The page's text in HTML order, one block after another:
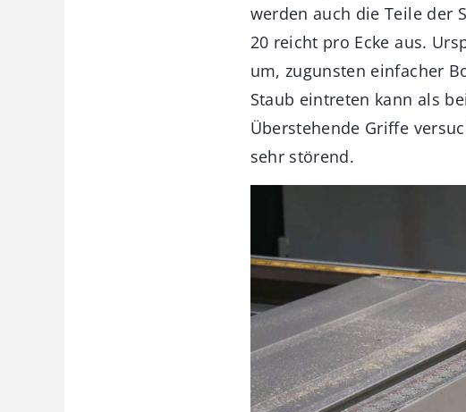
werden auch die Teile der
20 reicht pro Ecke aus.
um, zugunsten einfacher
Staub eintreten kann als
Überstehende Griffe
sehr störend.